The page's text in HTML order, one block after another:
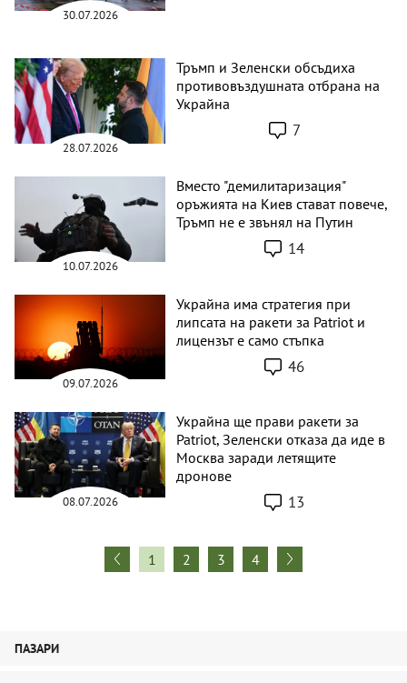
30.07.2026
28.07.2026
Тръмп и Зеленски обсъдиха
противовъздушната отбрана на
Украйна
7
10.07.2026
Вместо "демилитаризация"
оръжията на Киев стават повече,
Тръмп не е звънял на Путин
14
09.07.2026
Украйна има стратегия при
липсата на ракети за Patriot и
лицензът е само стъпка
46
08.07.2026
Украйна ще прави ракети за
Patriot, Зеленски отказа да иде в
Москва заради летящите
дронове
13
1 2 3 4
ПАЗАРИ